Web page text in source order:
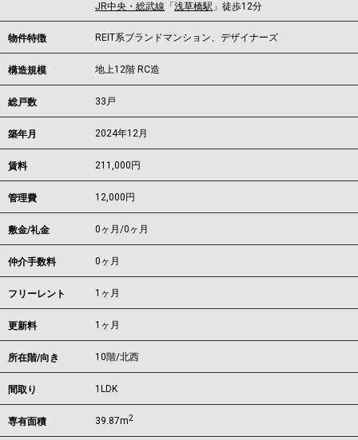
JR中央・総武線 「浅草橋駅 」徒歩12分
物件特徴 REIT系ブランドマンション、デザイナーズ
構造規模 地上12階 RC造
総戸数 33戸
築年月 2024年12月
賃料 211,000 円
管理費 12,000円
敷金/礼金 0ヶ月/0ヶ月
仲介手数料 0ヶ月
フリーレント 1ヶ月
更新料 1ヶ月
所在階/向き 10階/北西
間取り 1LDK
専有面積 39.87m2